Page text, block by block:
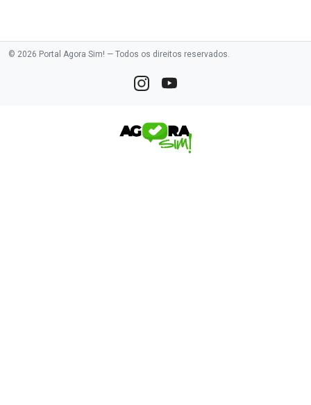
© 2026 Portal Agora Sim! — Todos os direitos reservados.